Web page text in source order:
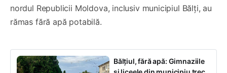
nordul Republicii Moldova, inclusiv municipiul Bălți, au
rămas fără apă potabilă.
Bălțiul, fără apă: Gimnaziile